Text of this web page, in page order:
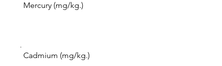
Mercury (mg/kg.)
Cadmium (mg/kg.)